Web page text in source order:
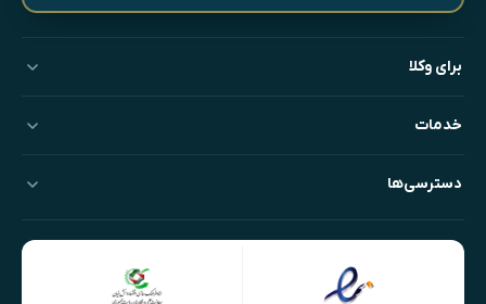
برای وکلا
خدمات
دسترسی‌ها